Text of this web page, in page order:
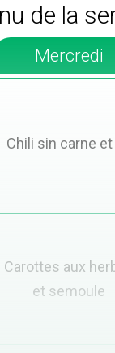
de la
Mercredi
Chili sin carne
Carottes aux
et semoule